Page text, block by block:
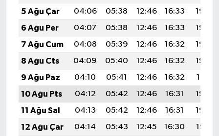
5 Ağu Çar
04:06 05:38 12:46 16:33
19:45
6 Ağu Per
04:07 05:38 12:46 16:33
19:44
7 Ağu Cum
04:08 05:39 12:46 16:32
19:43
8 Ağu Cts
04:09 05:40 12:46 16:32
19:42
9 Ağu Paz
04:10 05:41 12:46 16:32
19:41
10 Ağu Pts
04:12 05:42 12:46 16:31
19:40
11 Ağu Sal
04:13 05:42 12:46 16:31
19:39
12 Ağu Çar
04:14 05:43 12:45 16:30
19:38